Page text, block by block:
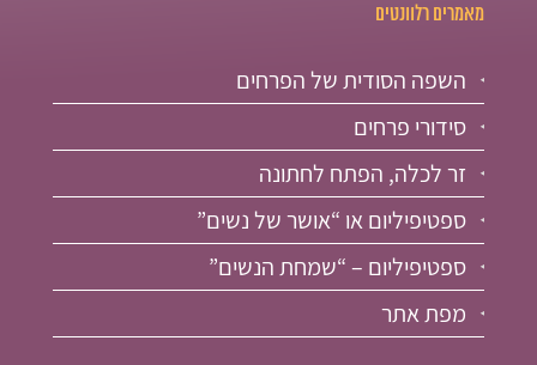
מאמרים רלוונטים
השפה הסודית של הפרחים
סידורי פרחים
זר לכלה, הפתח לחתונה
ספטיפיליום או “אושר של נשים”
ספטיפיליום – “שמחת הנשים”
מפת אתר